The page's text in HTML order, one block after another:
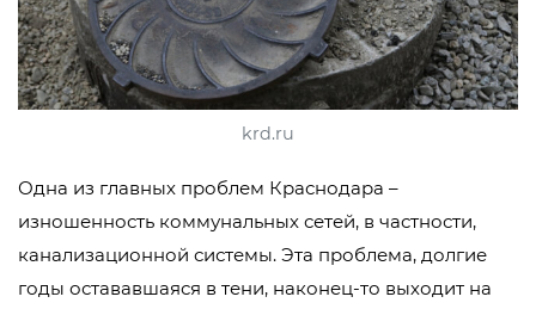
krd.ru
Одна из главных проблем Краснодара –
изношенность коммунальных сетей, в частности,
канализационной системы. Эта проблема, долгие
годы остававшаяся в тени, наконец-то выходит на